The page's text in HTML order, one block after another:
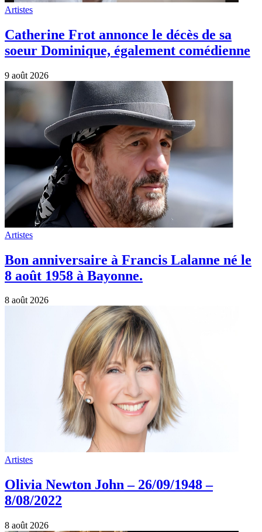
Artistes
Catherine Frot annonce le décès de sa
soeur Dominique, également comédienne
9 août 2026
Artistes
Bon anniversaire à Francis Lalanne né le
8 août 1958 à Bayonne.
8 août 2026
Artistes
Olivia Newton John – 26/09/1948 –
8/08/2022
8 août 2026